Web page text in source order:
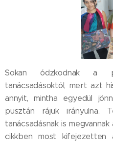
Sokan ódzkodnak a
tanácsadásoktól, mert azt
annyit, mintha egyedül
pusztán rájuk irányulna.
tanácsadásnak is
cikkben most